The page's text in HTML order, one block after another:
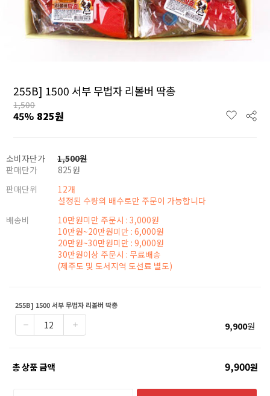
255B] 1500 서부 무법자 리볼버 딱총
1,500
45% 825원
소비자단가 1,500원
판매단가
825원
판매단위
12개
설정된 수량의 배수로만 주문이 가능합니다
배송비
10만원미만 주문시 : 3,000원
10만원~20만원미만 : 6,000원
20만원~30만원미만 : 9,000원
30만원이상 주문시 : 무료배송
(제주도 및 도서지역 도선료 별도)
255B] 1500 서부 무법자 리볼버 딱총
9,900원
총 상품 금액 9,900원